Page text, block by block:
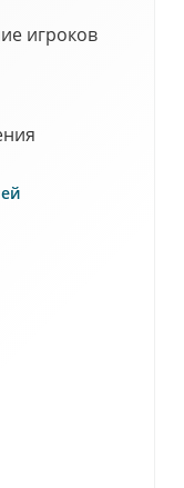
игроков